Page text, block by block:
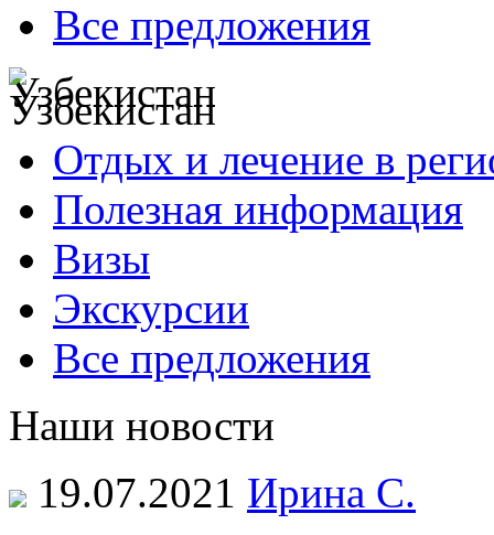
Все предложения
Узбекистан
Отдых и лечение в
Полезная информация
Визы
Экскурсии
Все предложения
Наши новости
19.07.2021 Ирина С.